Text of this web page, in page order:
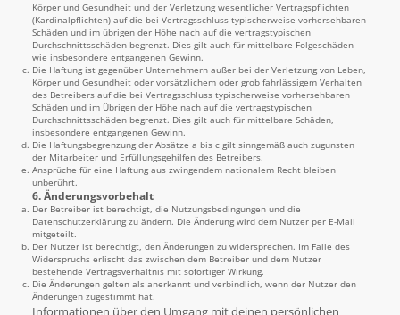
Körper und Gesundheit und der Verletzung wesentlicher Vertragspflichten
(Kardinalpflichten) auf die bei Vertragsschluss typischerweise vorhersehbaren
Schäden und im übrigen der Höhe nach auf die vertragstypischen
Durchschnittsschäden begrenzt. Dies gilt auch für mittelbare Folgeschäden
wie insbesondere entgangenen Gewinn.
Die Haftung ist gegenüber Unternehmern außer bei der Verletzung von Leben,
Körper und Gesundheit oder vorsätzlichem oder grob fahrlässigem Verhalten
des Betreibers auf die bei Vertragsschluss typischerweise vorhersehbaren
Schäden und im Übrigen der Höhe nach auf die vertragstypischen
Durchschnittsschäden begrenzt. Dies gilt auch für mittelbare Schäden,
insbesondere entgangenen Gewinn.
Die Haftungsbegrenzung der Absätze a bis c gilt sinngemäß auch zugunsten
der Mitarbeiter und Erfüllungsgehilfen des Betreibers.
Ansprüche für eine Haftung aus zwingendem nationalem Recht bleiben
unberührt.
6. Änderungsvorbehalt
Der Betreiber ist berechtigt, die Nutzungsbedingungen und die
Datenschutzerklärung zu ändern. Die Änderung wird dem Nutzer per E-Mail
mitgeteilt.
Der Nutzer ist berechtigt, den Änderungen zu widersprechen. Im Falle des
Widerspruchs erlischt das zwischen dem Betreiber und dem Nutzer
bestehende Vertragsverhältnis mit sofortiger Wirkung.
Die Änderungen gelten als anerkannt und verbindlich, wenn der Nutzer den
Änderungen zugestimmt hat.
Informationen über den Umgang mit deinen persönlichen